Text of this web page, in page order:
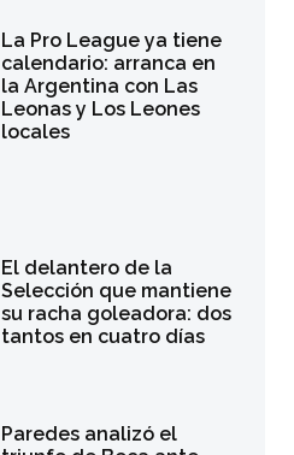
La Pro League ya tiene
calendario: arranca en
la Argentina con Las
Leonas y Los Leones
locales
El delantero de la
Selección que mantiene
su racha goleadora: dos
tantos en cuatro días
Paredes analizó el